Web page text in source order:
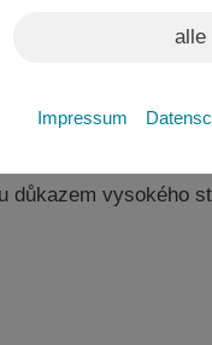
co potomci
jako byly valy
bez
zpracování
daleko na sever?
důkazem vysokého
alle
Impressum